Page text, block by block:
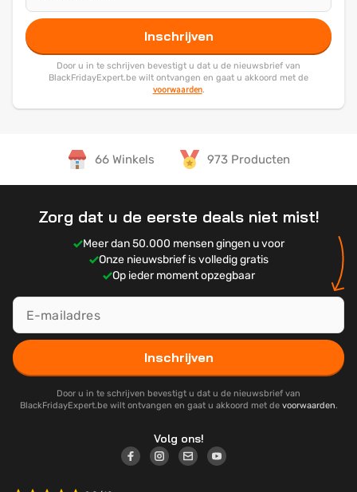
Inschrijven
Door u in te schrijven bevestigt u dat u de nieuwsbrief van
BlackFridayExpert.be wilt ontvangen en gaat u akkoord met de
voorwaarden.
66 Winkels 973 Producten
Zorg dat u de eerste deals niet mist!
Meer dan 50.000 mensen gingen u voor
Onze nieuwsbrief is volledig gratis
Op ieder moment opzegbaar
Inschrijven
Door u in te schrijven bevestigt u dat u de nieuwsbrief van
BlackFridayExpert.be wilt ontvangen en gaat u akkoord met de voorwaarden.
Volg ons!